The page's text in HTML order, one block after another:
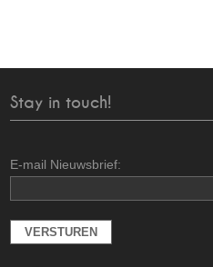
Stay in touch!
E-mail Nieuwsbrief: